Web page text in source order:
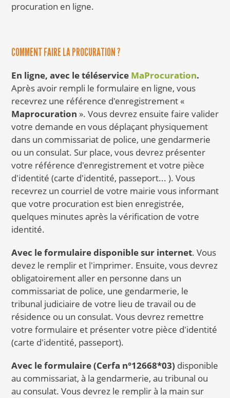
procuration en ligne.
COMMENT FAIRE LA PROCURATION ?
En ligne, avec le téléservice MaProcuration.
Après avoir rempli le formulaire en ligne, vous
recevrez une référence d'enregistrement «
Maprocuration ». Vous devrez ensuite faire valider
votre demande en vous déplaçant physiquement
dans un commissariat de police, une gendarmerie
ou un consulat. Sur place, vous devrez présenter
votre référence d'enregistrement et votre pièce
d'identité (carte d'identité, passeport... ). Vous
recevrez un courriel de votre mairie vous informant
que votre procuration est bien enregistrée,
quelques minutes après la vérification de votre
identité.
Avec le formulaire disponible sur internet. Vous
devez le remplir et l'imprimer. Ensuite, vous devrez
obligatoirement aller en personne dans un
commissariat de police, une gendarmerie, le
tribunal judiciaire de votre lieu de travail ou de
résidence ou un consulat. Vous devrez remettre
votre formulaire et présenter votre pièce d'identité
(carte d'identité, passeport).
Avec le formulaire (Cerfa n°12668*03) disponible
au commissariat, à la gendarmerie, au tribunal ou
au consulat. Vous devrez le remplir à la main sur